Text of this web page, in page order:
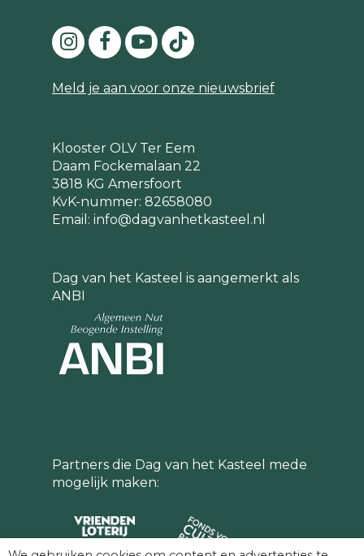
Meld je aan voor onze nieuwsbrief
Klooster OLV Ter Eem
Daam Fockemalaan 22
3818 KG Amersfoort
KvK-nummer: 82658080
Email: info@dagvanhetkasteel.nl
Dag van het Kasteel is aangemerkt als
ANBI
Partners die Dag van het Kasteel mede
mogelijk maken: